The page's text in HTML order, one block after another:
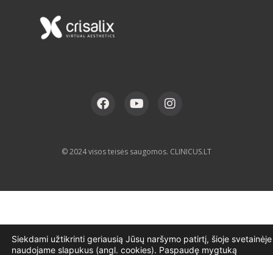
© 2024 visos teisės saugomos. CLINICUS.LT
Siekdami užtikrinti geriausią Jūsų naršymo patirtį, šioje svetainėje
naudojame slapukus (angl. cookies). Paspaudę mygtuką